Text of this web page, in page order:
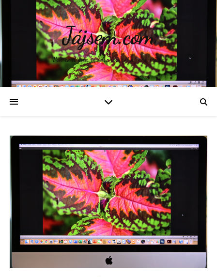
Jájsem.com
Vše, co děláte, je odrazem toho, v co věříte.